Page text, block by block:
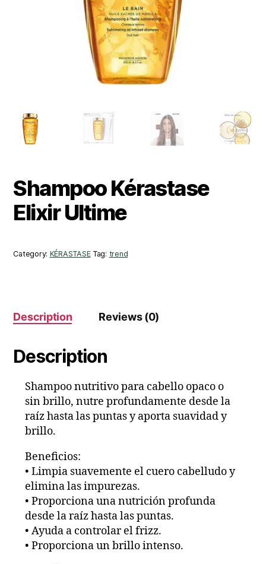
Shampoo Kérastase
Elixir Ultime
Category: KÉRASTASE Tag: trend
Description Reviews (0)
Description
Shampoo nutritivo para cabello opaco o
sin brillo, nutre profundamente desde la
raíz hasta las puntas y aporta suavidad y
brillo.
Beneficios:
• Limpia suavemente el cuero cabelludo y
elimina las impurezas.
• Proporciona una nutrición profunda
desde la raíz hasta las puntas.
• Ayuda a controlar el frizz.
• Proporciona un brillo intenso.